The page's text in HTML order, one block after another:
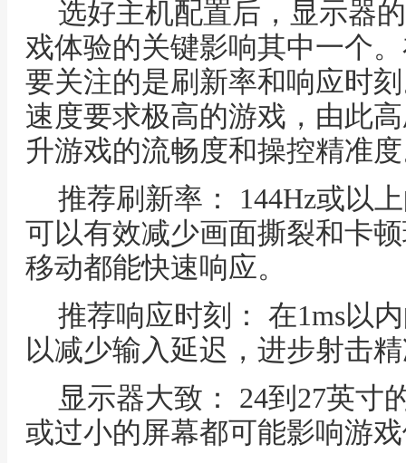
选好主机配置后，显示器
戏体验的关键影响其中一个
要关注的是刷新率和响应时
速度要求极高的游戏，由此
升游戏的流畅度和操控精准
推荐刷新率： 144Hz或以
可以有效减少画面撕裂和卡
移动都能快速响应。
推荐响应时刻： 在1ms以
以减少输入延迟，进步射击
显示器大致： 24到27英寸
或过小的屏幕都可能影响游